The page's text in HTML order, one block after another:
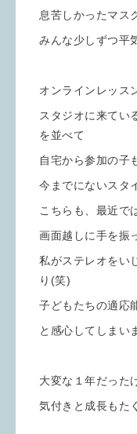
息苦しかったマス
みんな少しずつ平
オンラインレッス
スタジオに来てい
を並べて
自宅から参加の子
今までにないスタ
こちらも、最近で
画面越しに手を振
私がステレオをい
り(笑)
子どもたちの適応
と感心してしまい
大変な１年だった
気付きと成長もた